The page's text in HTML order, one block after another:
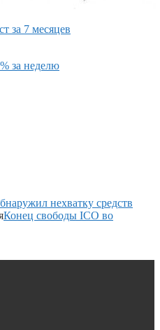
за 7 месяцев
за неделю
нехватку средств
Конец свободы ICO во